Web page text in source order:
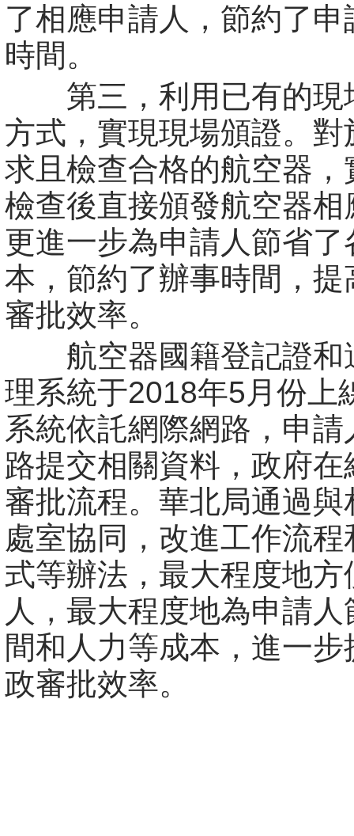
了相應申請人，節約了申
時間。
第三，利用已有的現
方式，實現現場頒證。對
求且檢查合格的航空器，
檢查後直接頒發航空器相
更進一步為申請人節省了
本，節約了辦事時間，提
審批效率。
航空器國籍登記證和
理系統于2018年5月份上
系統依託網際網路，申請
路提交相關資料，政府在
審批流程。華北局通過與
處室協同，改進工作流程
式等辦法，最大程度地方
人，最大程度地為申請
間和人力等成本，進一步
政審批效率。